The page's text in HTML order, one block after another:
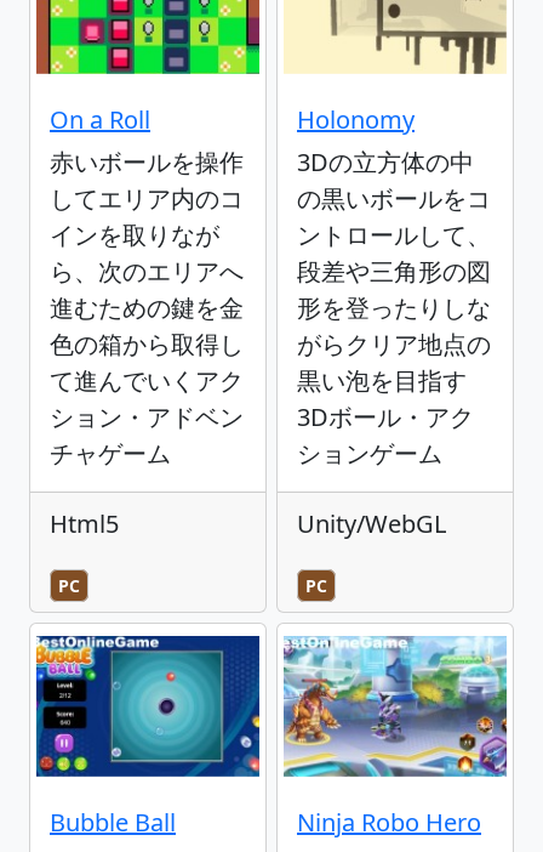
On a Roll
赤いボールを操作
してエリア内のコ
インを取りなが
ら、次のエリアへ
進むための鍵を金
色の箱から取得し
て進んでいくアク
ション・アドベン
チャゲーム
Html5
PC
Holonomy
3Dの立方体の中
の黒いボールをコ
ントロールして、
段差や三角形の図
形を登ったりしな
がらクリア地点の
黒い泡を目指す
3Dボール・アク
ションゲーム
Unity/WebGL
PC
Bubble Ball
Ninja Robo Hero